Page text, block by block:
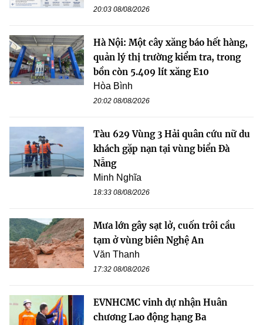
20:03 08/08/2026
Hà Nội: Một cây xăng báo hết hàng,
quản lý thị trường kiểm tra, trong
bồn còn 5.409 lít xăng E10
Hòa Bình
20:02 08/08/2026
Tàu 629 Vùng 3 Hải quân cứu nữ du
khách gặp nạn tại vùng biển Đà
Nẵng
Minh Nghĩa
18:33 08/08/2026
Mưa lớn gây sạt lở, cuốn trôi cầu
tạm ở vùng biên Nghệ An
Văn Thanh
17:32 08/08/2026
EVNHCMC vinh dự nhận Huân
chương Lao động hạng Ba